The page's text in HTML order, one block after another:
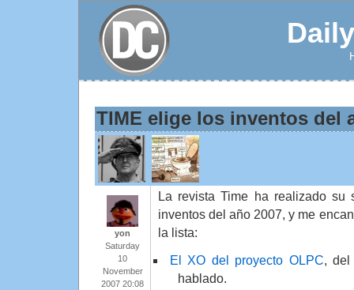
TIME elige los inventos del
yon
Saturday
10
November
2007 20:08
La revista Time ha realizado su
inventos del año 2007, y me
la lista:
El XO del proyecto OLPC, del
hablado.